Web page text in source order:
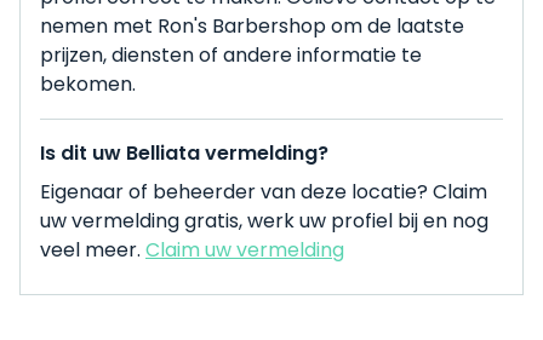
nemen met Ron's Barbershop om de laatste
prijzen, diensten of andere informatie te
bekomen.
Is dit uw Belliata vermelding?
Eigenaar of beheerder van deze locatie? Claim
uw vermelding gratis, werk uw profiel bij en nog
veel meer. Claim uw vermelding